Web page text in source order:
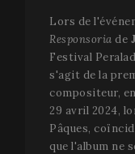
Lors de
Responsoria de
Festival
s'agit de la
compositeur,
29 avril 2024,
Pâques,
que l'album ne